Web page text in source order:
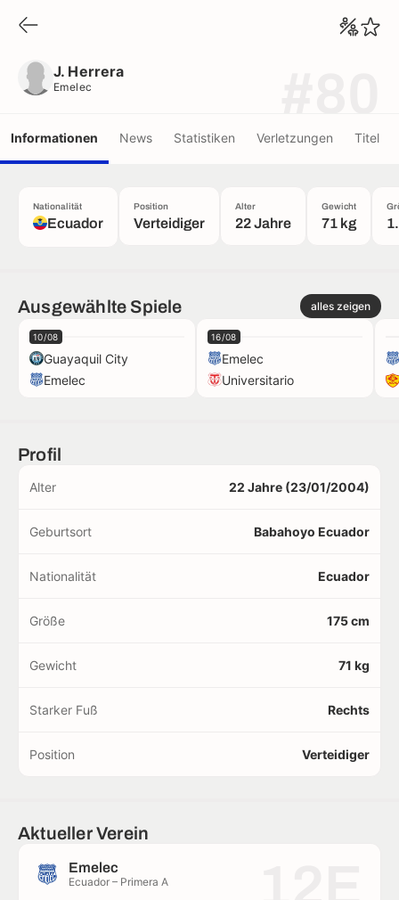
J. Herrera
Emelec
Informationen News Statistiken Verletzungen Titel
Nationalität
Ecuador
Position
Verteidiger
Alter
22 Jahre
Gewicht
71 kg
Ausgewählte Spiele alles zeigen
10/08
Guayaquil City
Emelec
16/08
Emelec
Universitario
Profil
Alter 22 Jahre (23/01/2004)
Geburtsort Babahoyo Ecuador
Nationalität Ecuador
Größe 175 cm
Gewicht 71 kg
Starker Fuß Rechts
Position Verteidiger
Aktueller Verein
Emelec
Ecuador – Primera A